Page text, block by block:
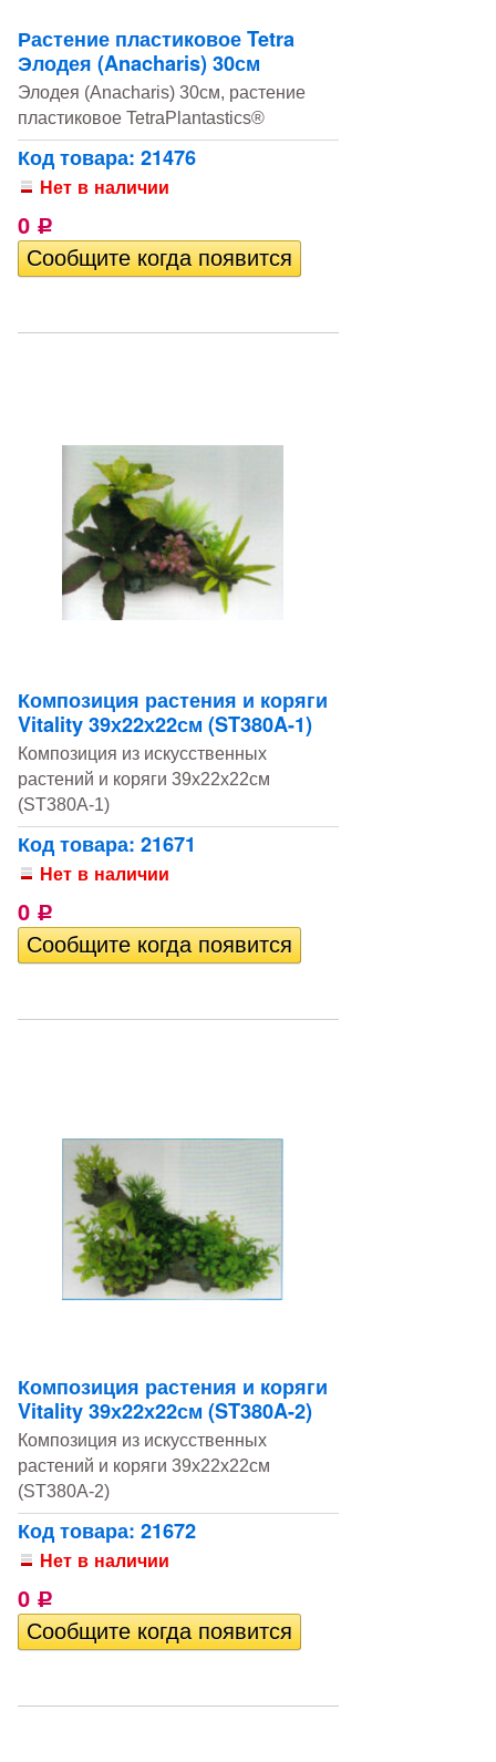
Растение пластиковое Tetra
Элодея (Anacharis) 30см
Элодея (Anacharis) 30см, растение
пластиковое TetraPlantastics®
Код товара: 21476
Нет в наличии
0 Р
Композиция растения и коряги
Vitality 39х22х22см (ST380A-1)
Композиция из искусственных
растений и коряги 39х22х22см
(ST380A-1)
Код товара: 21671
Нет в наличии
0 Р
Композиция растения и коряги
Vitality 39х22х22см (ST380A-2)
Композиция из искусственных
растений и коряги 39х22х22см
(ST380A-2)
Код товара: 21672
Нет в наличии
0 Р